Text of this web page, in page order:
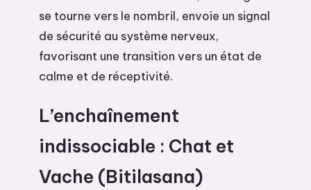
se tourne vers le nombril, envoie un signal
de sécurité au système nerveux,
favorisant une transition vers un état de
calme et de réceptivité.
L’enchaînement
indissociable : Chat et
Vache (Bitilasana)